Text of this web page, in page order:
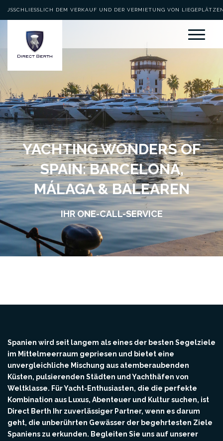
AUSSCHLIESSLICH DEM VERKAUF UND DER VERMIETUNG VON LIEGEPLÄTZEN
YACHTING WONDERS OF
SPAIN: BARCELONA,
MÁLAGA & BALEAREN
IHR ONE-CALL-SERVICE
Spanien wird seit langem als eines der besten Segelziele
im Mittelmeerraum gepriesen und bietet eine
unvergleichliche Mischung aus atemberaubenden
Küsten, pulsierenden Städten und Yachthäfen von
Weltklasse. Für Yacht-Enthusiasten, die die perfekte
Kombination aus Luxus, Abenteuer und Kultur suchen, ist
Direct Berth Ihr zuverlässiger Partner, wenn es darum
geht, die unberührten Gewässer der begehrtesten Ziele
Spaniens zu erkunden. Begleiten Sie uns auf unserer